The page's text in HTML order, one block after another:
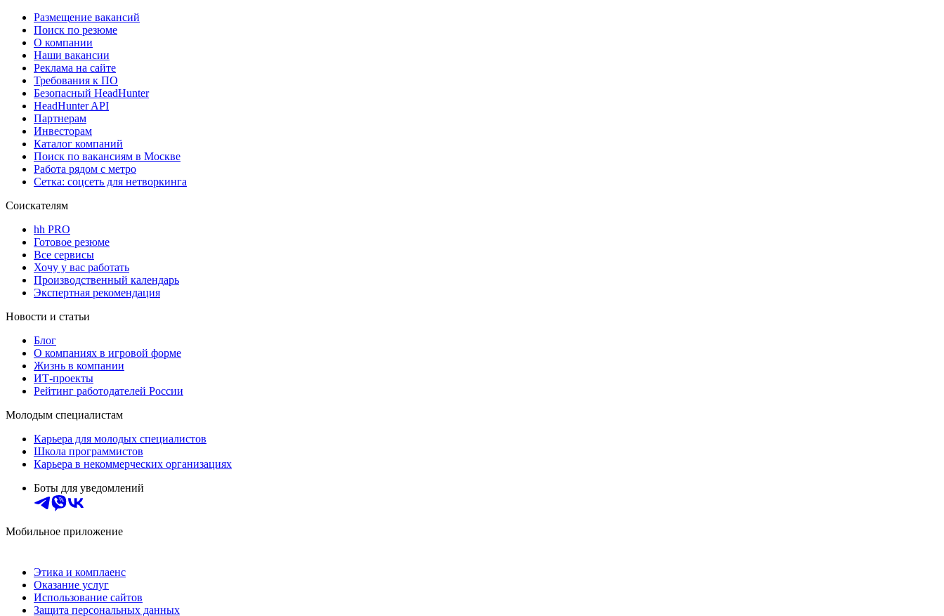
Размещение вакансий
Поиск по резюме
О компании
Наши вакансии
Реклама на сайте
Требования к ПО
Безопасный HeadHunter
HeadHunter API
Партнерам
Инвесторам
Каталог компаний
Поиск по вакансиям в Москве
Работа рядом с метро
Сетка: соцсеть для нетворкинга
Соискателям
hh PRO
Готовое резюме
Все сервисы
Хочу у вас работать
Производственный календарь
Экспертная рекомендация
Новости и статьи
Блог
О компаниях в игровой форме
Жизнь в компании
ИТ-проекты
Рейтинг работодателей России
Молодым специалистам
Карьера для молодых специалистов
Школа программистов
Карьера в некоммерческих организациях
Боты для уведомлений
Мобильное приложение
Этика и комплаенс
Оказание услуг
Использование сайтов
Защита персональных данных